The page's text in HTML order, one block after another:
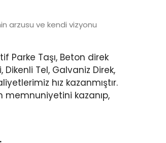
arzusu ve kendi vizyonu
Parke Taşı, Beton direk
Tel, Galvaniz Direk,
hız kazanmıştır.
memnuniyetini kazanıp,